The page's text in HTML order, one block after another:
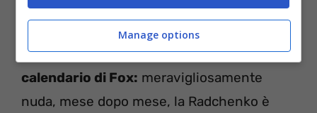
approdo in Italia.
Dopo Passaparola arriva l’indimenticato
calendario di Fox: meravigliosamente
nuda, mese dopo mese, la Radchenko è
Manage options